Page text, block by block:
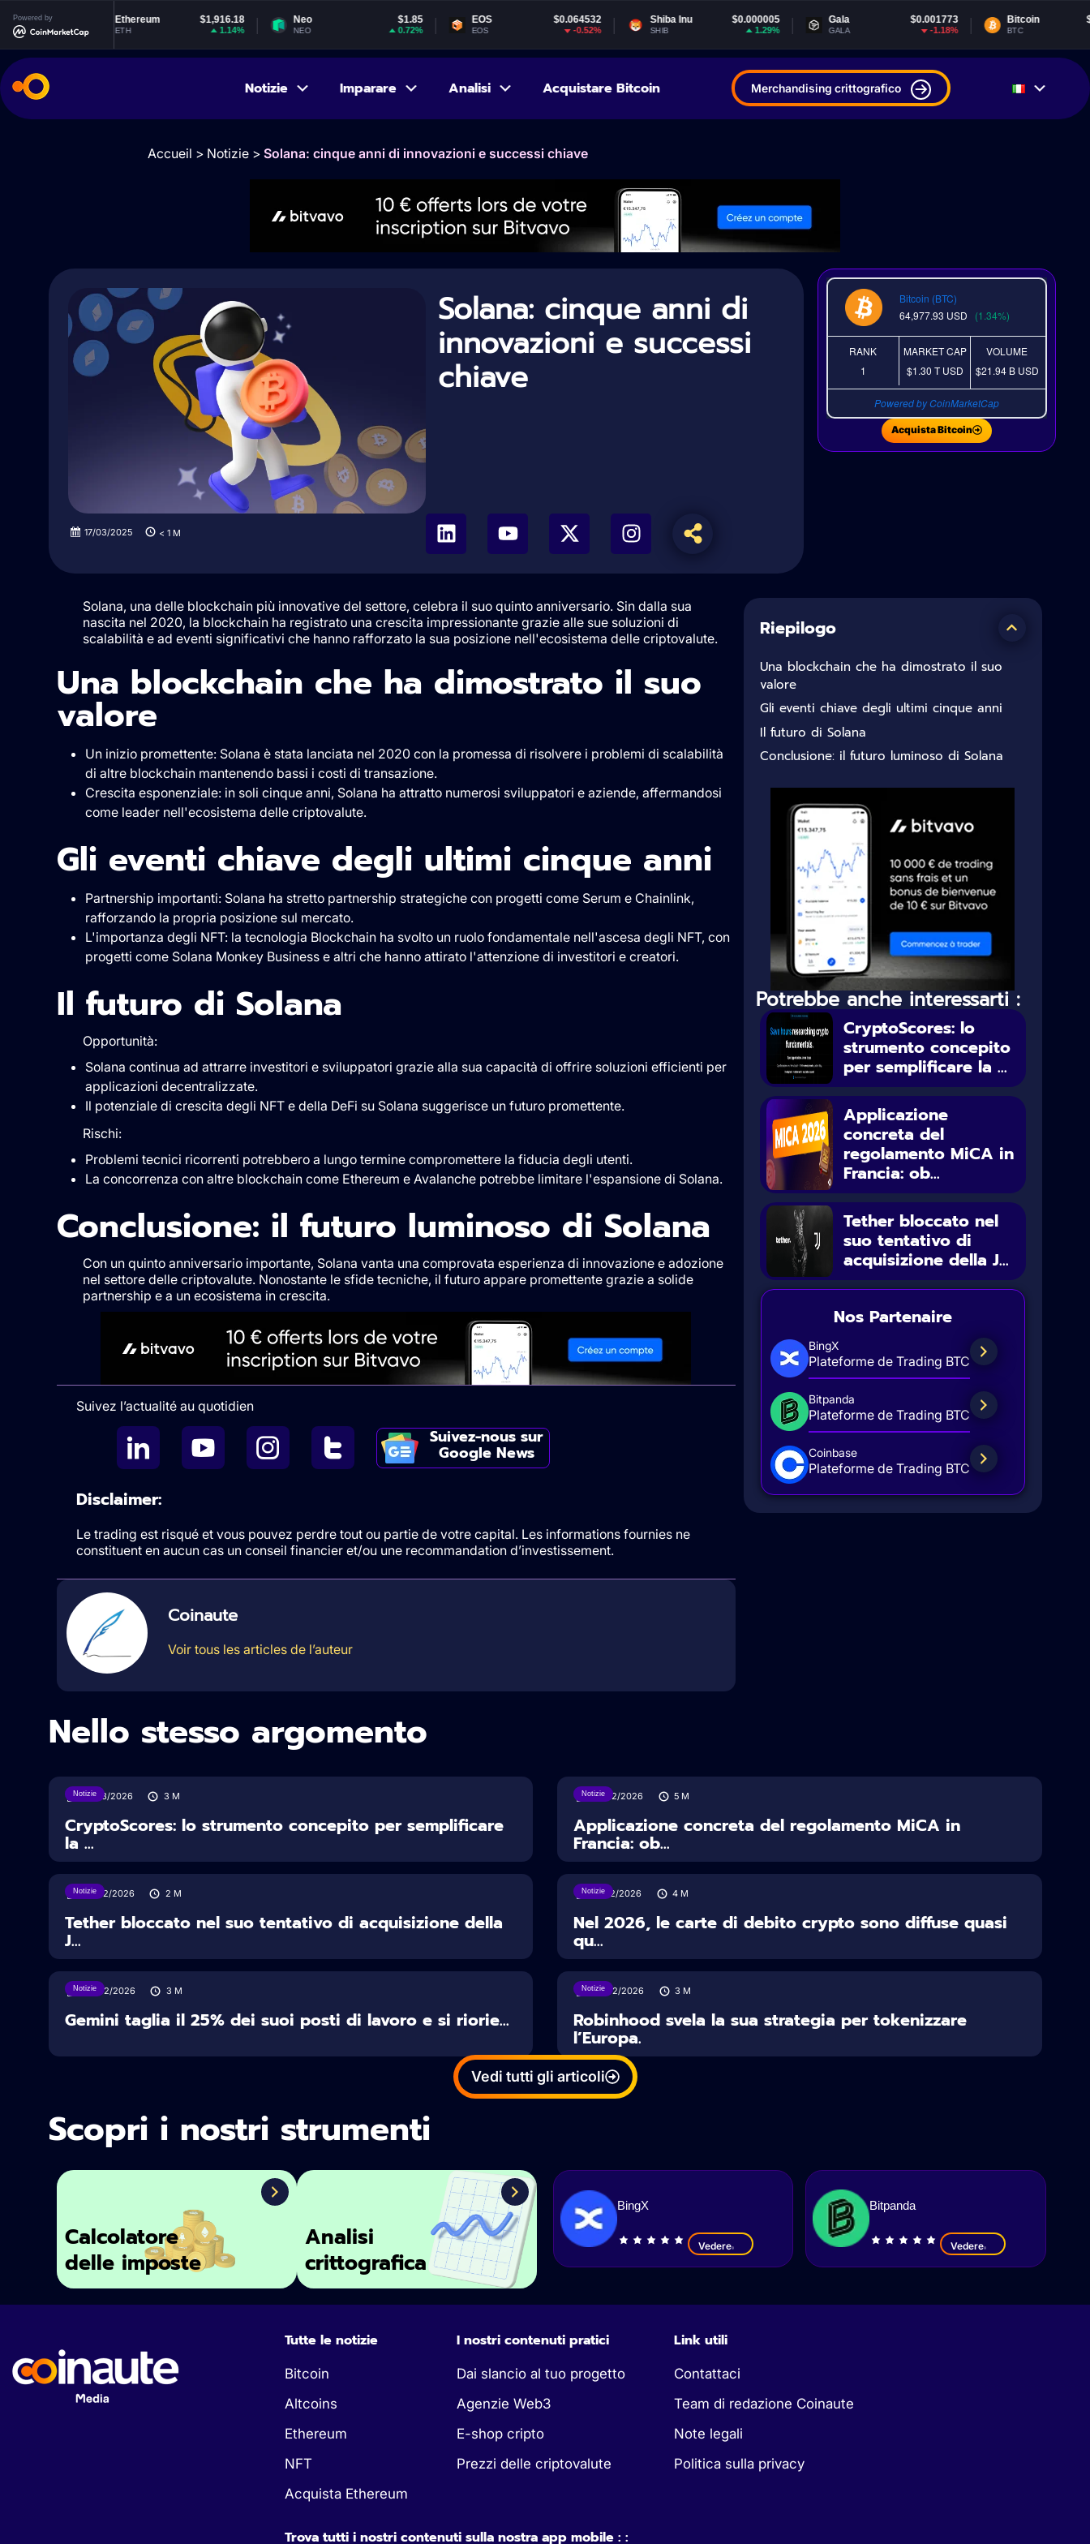
Powered byEthereum $1,916.18
ETH
Neo
NEO
EOS $0.064532
EOS
Shiba Inu $0.000005
SHIB
Gala $0.001773
GALA
Bitcoin $64,977.93
BTC
Notizie Imparare Analisi Acquistare Bitcoin Merchandising crittografico
Accueil > Notizie > Solana: cinque anni di innovazioni e successi chiave
Solana: cinque anni di
innovazioni e successi
chiave
17/03/2025 < 1 M
Bitcoin (BTC)
64,977.93 USD (1.34%)
RANK
1
MARKET CAP
$1.30 TUSD
VOLUME
$21.94 B USD
Powered by CoinMarketCap
Acquista Bitcoin
Solana, una delle blockchain più innovative del settore, celebra il suo quinto anniversario. Sin dalla sua
nascita nel 2020, la blockchain ha registrato una crescita impressionante grazie alle sue soluzioni di
scalabilità e ad eventi significativi che hanno rafforzato la sua posizione nell'ecosistema delle criptovalute.
Una blockchain che ha dimostrato il suo
valore
Un inizio promettente: Solana è stata lanciata nel 2020 con la promessa di risolvere i problemi di scalabilità
di altre blockchain mantenendo bassi i costi di transazione.
Crescita esponenziale: in soli cinque anni, Solana ha attratto numerosi sviluppatori e aziende, affermandosi
come leader nell'ecosistema delle criptovalute.
Gli eventi chiave degli ultimi cinque anni
Partnership importanti: Solana ha stretto partnership strategiche con progetti come Serum e Chainlink,
rafforzando la propria posizione sul mercato.
L'importanza degli NFT: la tecnologia Blockchain ha svolto un ruolo fondamentale nell'ascesa degli NFT, con
progetti come Solana Monkey Business e altri che hanno attirato l'attenzione di investitori e creatori.
Il futuro di Solana
Opportunità:
Solana continua ad attrarre investitori e sviluppatori grazie alla sua capacità di offrire soluzioni efficienti per
applicazioni decentralizzate.
Il potenziale di crescita degli NFT e della DeFi su Solana suggerisce un futuro promettente.
Rischi:
Problemi tecnici ricorrenti potrebbero a lungo termine compromettere la fiducia degli utenti.
La concorrenza con altre blockchain come Ethereum e Avalanche potrebbe limitare l'espansione di Solana.
Conclusione: il futuro luminoso di Solana
Con un quinto anniversario importante, Solana vanta una comprovata esperienza di innovazione e adozione
nel settore delle criptovalute. Nonostante le sfide tecniche, il futuro appare promettente grazie a solide
partnership e a un ecosistema in crescita.
Suivez l’actualité au quotidien
Suivez-nous sur
Google News
Disclaimer:
Le trading est risqué et vous pouvez perdre tout ou partie de votre capital. Les informations fournies ne
constituent en aucun cas un conseil financier et/ou une recommandation d’investissement.
Coinaute
Voir tous les articles de l’auteur
Riepilogo
Una blockchain che ha dimostrato il suo
valore
Gli eventi chiave degli ultimi cinque anni
Il futuro di Solana
Conclusione: il futuro luminoso di Solana
Potrebbe anche interessarti :
CryptoScores: lo
strumento concepito
per semplificare la ...
Applicazione
concreta del
regolamento MiCA in
Francia: ob...
Tether bloccato nel
suo tentativo di
acquisizione della J...
Nos Partenaire
BingX
Plateforme de Trading BTC
Bitpanda
Plateforme de Trading BTC
Coinbase
Plateforme de Trading BTC
Nello stesso argomento
Notizie
19/03/2026 3 M
CryptoScores: lo strumento concepito per semplificare
la ...
Notizie
27/02/2026 5 M
Applicazione concreta del regolamento MiCA in
Francia: ob...
Notizie
25/02/2026 2 M
Tether bloccato nel suo tentativo di acquisizione della
J...
Notizie
12/02/2026 4 M
Nel 2026, le carte di debito crypto sono diffuse quasi
qu...
Notizie
09/02/2026 3 M
Gemini taglia il 25% dei suoi posti di lavoro e si riorie...
Notizie
06/02/2026 3 M
Robinhood svela la sua strategia per tokenizzare
l’Europa.
Vedi tutti gli articoli
Scopri i nostri strumenti
Calcolatore
delle imposte
Analisi
crittografica
BingX
Vedere
Bitpanda
Vedere
Tutte le notizie
Bitcoin
Altcoins
Ethereum
NFT
Acquista Ethereum
I nostri contenuti pratici
Dai slancio al tuo progetto
Agenzie Web3
E-shop cripto
Prezzi delle criptovalute
Link utili
Contattaci
Team di redazione Coinaute
Note legali
Politica sulla privacy
Trova tutti i nostri contenuti sulla nostra app mobile : :